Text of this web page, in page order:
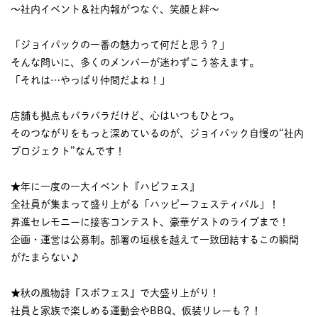
～社内イベント＆社内報がつなぐ、笑顔と絆～
「ジョイパックの一番の魅力って何だと思う？」
そんな問いに、多くのメンバーが迷わずこう答えます。
「それは…やっぱり仲間だよね！」
店舗も拠点もバラバラだけど、心はいつもひとつ。
そのつながりをもっと深めているのが、ジョイパック自慢の“社内
プロジェクト”なんです！
★年に一度の一大イベント『ハピフェス』
全社員が集まって盛り上がる「ハッピーフェスティバル」！
昇進セレモニーに接客コンテスト、豪華ゲストのライブまで！
企画・運営は公募制。部署の垣根を越えて一致団結するこの瞬間
がたまらない♪
★秋の風物詩『スポフェス』で大盛り上がり！
社員と家族で楽しめる運動会やBBQ、仮装リレーも？！